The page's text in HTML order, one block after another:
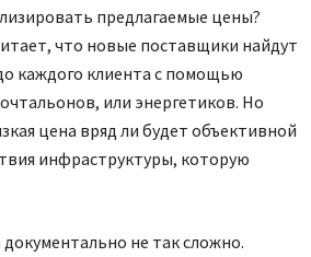
предлагаемые цены?
что новые поставщики найдут
каждого клиента с помощью
или энергетиков. Но
цена вряд ли будет объективной
инфраструктуры, которую
не так сложно.